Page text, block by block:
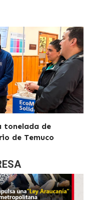
tonelada de
de Temuco